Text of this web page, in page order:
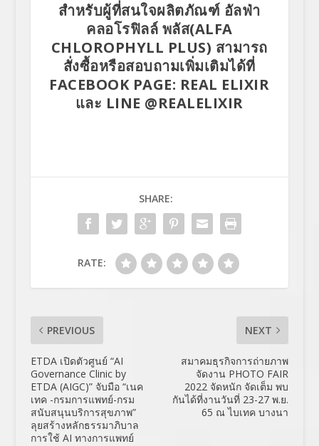
สำหรับผู้ที่สนใจผลิตภัณฑ์ อัลฟ่า
คลอโรฟิลล์ พลัส(ALFA
CHLOROPHYLL PLUS) สามารถ
สั่งซื้อหรือสอบถามเพิ่มเติมได้ที่
FACEBOOK PAGE: REAL ELIXIR
และ LINE @REALELIXIR
SHARE:
RATE:
PREVIOUS
ETDA เปิดตัวศูนย์ “AI
Governance Clinic by
ETDA (AIGC)” จับมือ “เนค
เทค -กรมการแพทย์-กรม
สนับสนุนบริการสุขภาพ”
ลุยสร้างหลักธรรมาภิบาล
การใช้ AI ทางการแพทย์
NEXT
สมาคมธุรกิจการถ่ายภาพ
จัดงาน PHOTO FAIR
2022 จัดหนัก จัดเต็ม พบ
กันได้ที่งานวันที่ 23-27 พ.ย.
65 ณ ไบเทค บางนา